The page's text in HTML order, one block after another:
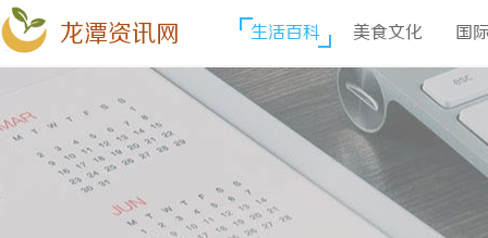
龙潭资讯网 生活百科 美食文化 国